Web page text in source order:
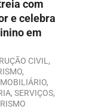
com
e celebra
em
CIVIL ,
,
,
, SERVIÇOS,